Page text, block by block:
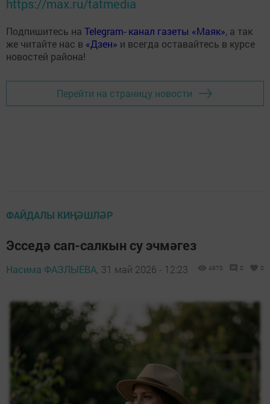
https://max.ru/tatmedia
Подпишитесь на Telegram- канал газеты «Маяк», а так
же читайте нас в «Дзен» и всегда оставайтесь в курсе
новостей района!
Перейти на страницу новости
ФАЙДАЛЫ КИҢӘШЛӘР
Эсседә сап-салкын су эчмәгез
Насима ФАЗЛЫЕВА, 31 май 2026 - 12:23 4970 0 0